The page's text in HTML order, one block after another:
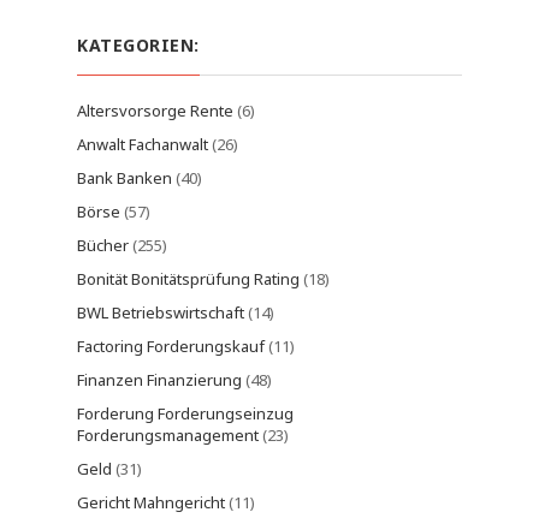
KATEGORIEN:
Altersvorsorge Rente (6)
Anwalt Fachanwalt(26)
Bank Banken (40)
Börse (57)
Bücher(255)
Bonität Bonitätsprüfung Rating (18)
BWL Betriebswirtschaft(14)
Factoring Forderungskauf(11)
Finanzen Finanzierung (48)
Forderung Forderungseinzug
Forderungsmanagement(23)
Geld (31)
Gericht Mahngericht(11)